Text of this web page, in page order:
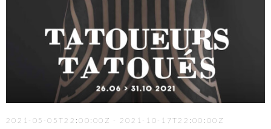
2021-05-05T22:00:00Z - 2021-10-17T22:00:00Z